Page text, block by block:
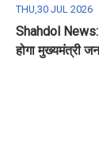
THU,30 JUL 2026
Shahdol
होगा मुख्यमंत्री